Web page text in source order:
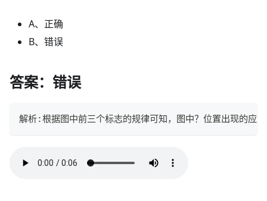
A、正确
B、错误
答案：错误
解析:根据图中前三个标志的规律可知，图中？位置出现的应